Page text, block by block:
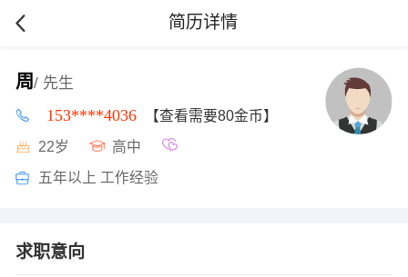
简历详情
周/ 先生
153****4036 【查看需要80金币】
22岁 高中
五年以上 工作经验
求职意向